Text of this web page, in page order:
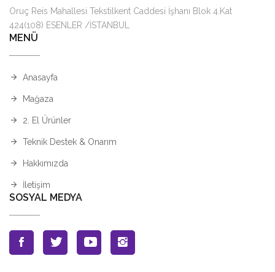
Oruç Reis Mahallesi Tekstilkent Caddesi İşhanı Blok 4.Kat
424(108) ESENLER /İSTANBUL
MENÜ
Anasayfa
Mağaza
2. El Ürünler
Teknik Destek & Onarım
Hakkımızda
İletişim
SOSYAL MEDYA